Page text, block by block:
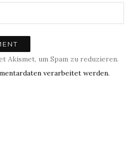
Akismet, um Spam zu reduzieren.
verarbeitet werden.